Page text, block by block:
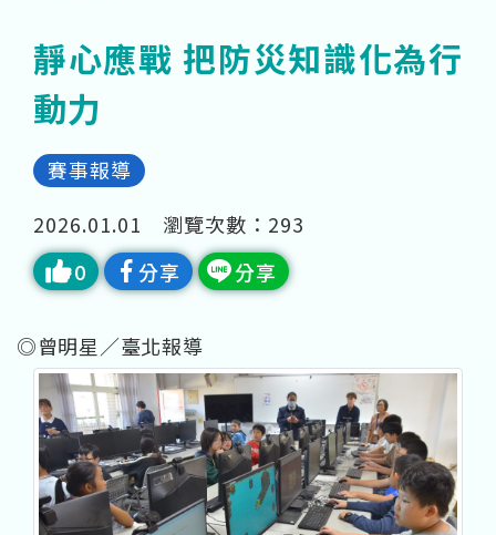
靜心應戰 把防災知識化為行
動力
賽事報導
2026.01.01 瀏覽次數： 293
0
分享 分享
◎曾明星／臺北報導